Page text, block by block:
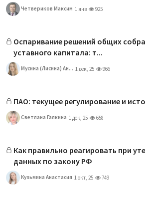
Четвериков Максим 1 янв 925
Оспаривание решений общих
уставного капитала: т...
Мусина (Лисина) Ан... 1 дек, 25 966
ПАО: текущее регулирование и
Светлана Галкина 1 дек, 25 658
Как правильно реагировать при
данных по закону РФ
Кузьмина Анастасия 1 окт, 25 749